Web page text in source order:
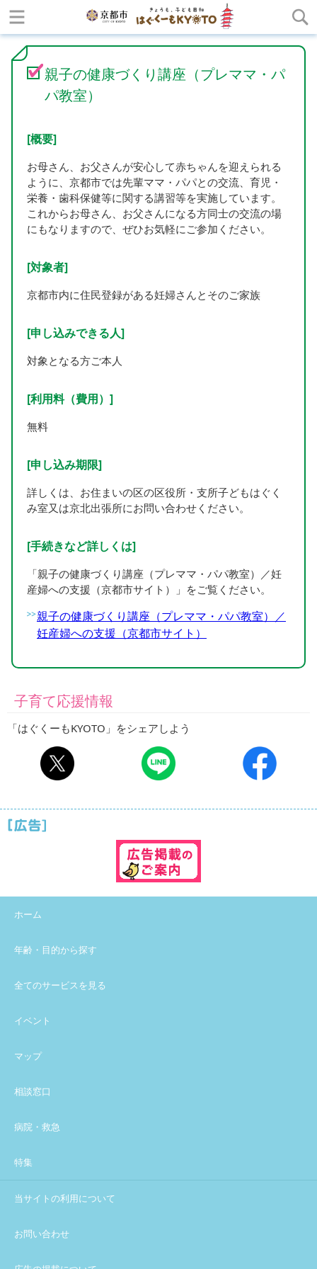
親子の健康づくり講座（プレママ・パ
パ教室）
[概要]
お母さん、お父さんが安心して赤ちゃんを迎えられる
ように、京都市では先輩ママ・パパとの交流、育児・
栄養・歯科保健等に関する講習等を実施しています。
これからお母さん、お父さんになる方同士の交流の場
にもなりますので、ぜひお気軽にご参加ください。
[対象者]
京都市内に住民登録がある妊婦さんとそのご家族
[申し込みできる人]
対象となる方ご本人
[利用料（費用）]
無料
[申し込み期限]
詳しくは、お住まいの区の区役所・支所子どもはぐく
み室又は京北出張所にお問い合わせください。
[手続きなど詳しくは]
「親子の健康づくり講座（プレママ・パパ教室）／妊
産婦への支援（京都市サイト）」をご覧ください。
親子の健康づくり講座（プレママ・パパ教室）／
妊産婦への支援（京都市サイト）
子育て応援情報
「はぐくーもKYOTO」をシェアしよう
ホーム
年齢・目的から探す
全てのサービスを見る
イベント
マップ
相談窓口
病院・救急
特集
当サイトの利用について
お問い合わせ